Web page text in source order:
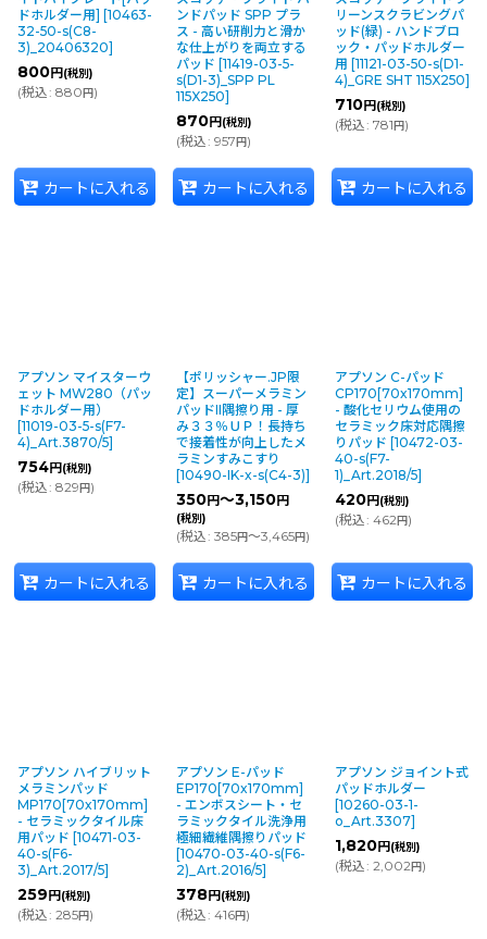
ドホルダー用] [10463-
32-50-s(C8-
3)_20406320]
800円 (税別)
(税込: 880円)
カートに入れる
ンドパッド SPP プラ
ス - 高い研削力と滑か
な仕上がりを両立する
パッド [11419-03-5-
s(D1-3)_SPP PL
115X250]
870円 (税別)
(税込: 957円)
カートに入れる
リーンスクラビングパ
ッド(緑) - ハンドブロ
ック・パッドホルダー
用 [11121-03-50-s(D1-
4)_GRE SHT 115X250]
710円 (税別)
(税込: 781円)
カートに入れる
アプソン マイスターウ
ェット MW280（パッ
ドホルダー用）
[11019-03-5-s(F7-
4)_Art.3870/5]
754円 (税別)
(税込: 829円)
カートに入れる
【ポリッシャー.JP限
定】スーパーメラミン
パッドII隅擦り用 - 厚
み３３％ＵＰ！長持ち
で接着性が向上したメ
ラミンすみこすり
[10490-IK-x-s(C4-3)]
350円～3,150円
(税別)
(税込: 385円～3,465円)
カートに入れる
アプソン C-パッド
CP170[70x170mm]
- 酸化セリウム使用の
セラミック床対応隅擦
りパッド [10472-03-
40-s(F7-
1)_Art.2018/5]
420円 (税別)
(税込: 462円)
カートに入れる
アプソン ハイブリット
メラミンパッド
MP170[70x170mm]
- セラミックタイル床
用パッド [10471-03-
40-s(F6-
3)_Art.2017/5]
259 円 (税別)
(税込: 285円)
アプソン E-パッド
EP170[70x170mm]
- エンボスシート・セ
ラミックタイル洗浄用
極細繊維隅擦りパッド
[10470-03-40-s(F6-
2)_Art.2016/5]
378円 (税別)
(税込: 416円)
アプソン ジョイント式
パッドホルダー
[10260-03-1-
o_Art.3307]
1,820円 (税別)
(税込: 2,002円)